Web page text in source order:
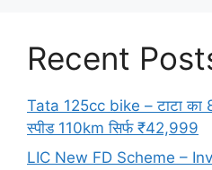
Recent
Tata 125cc bike – टाटा का
स्पीड 110km सिर्फ ₹42,999
LIC New FD Scheme –